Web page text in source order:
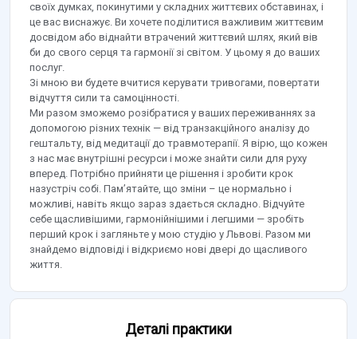
своїх думках, покинутими у складних життєвих обставинах, і
це вас виснажує. Ви хочете поділитися важливим життєвим
досвідом або віднайти втрачений життєвий шлях, який вів
би до свого серця та гармонії зі світом. У цьому я до ваших
послуг.
Зі мною ви будете вчитися керувати тривогами, повертати
відчуття сили та самоцінності.
Ми разом зможемо розібратися у ваших переживаннях за
допомогою різних технік — від транзакційного аналізу до
гештальту, від медитації до травмотерапії. Я вірю, що кожен
з нас має внутрішні ресурси і може знайти сили для руху
вперед. Потрібно прийняти це рішення і зробити крок
назустріч собі. Пам’ятайте, що зміни – це нормально і
можливі, навіть якщо зараз здається складно. Відчуйте
себе щасливішими, гармонійнішими і легшими — зробіть
перший крок і загляньте у мою студію у Львові. Разом ми
знайдемо відповіді і відкриємо нові двері до щасливого
життя.
Деталі практики